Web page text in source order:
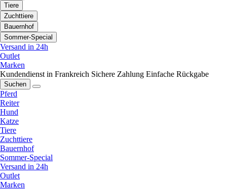
Tiere
Zuchttiere
Bauernhof
Sommer-Special
Versand in 24h
Outlet
Marken
Kundendienst in Frankreich Sichere Zahlung Einfache Rückgabe
Suchen
Pferd
Reiter
Hund
Katze
Tiere
Zuchttiere
Bauernhof
Sommer-Special
Versand in 24h
Outlet
Marken